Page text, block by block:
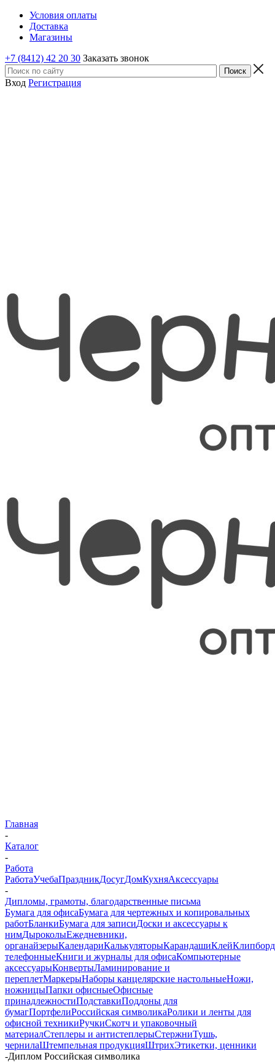
Условия оплаты
Доставка
Магазины
+7 (8412) 42 20 30 Заказать звонок
Вход Регистрация
Главная
-
Каталог
-
Работа
РаботаУчебаПраздникДосугДомКухняАксессуары
-
Дипломы, грамоты, благодарственные письма
Бумага для офисаБумага для чертежных и копировальных
работБланкиБумага для записиДоски и аксессуары к
нимДыроколыЕжедневники,
органайзерыКалендариКалькуляторыКарандашиКлей
телефонныеКниги и журналы для офисаКомпьютерные
аксессуарыКонвертыЛаминирование и
переплетМаркерыНаборы канцелярские настольныеНожи,
ножницыПапки офисныеОфисные
принадлежностиПодставкиПоддоны для
бумагПортфелиРоссийская символикаРолики и ленты для
офисной техникиРучкиСкотч и упаковочный
материалСтеплеры и антистеплерыСтержниТушь,
чернилаШтемпельная продукцияШтрихЭтикетки, ценники
-Диплом Российская символика